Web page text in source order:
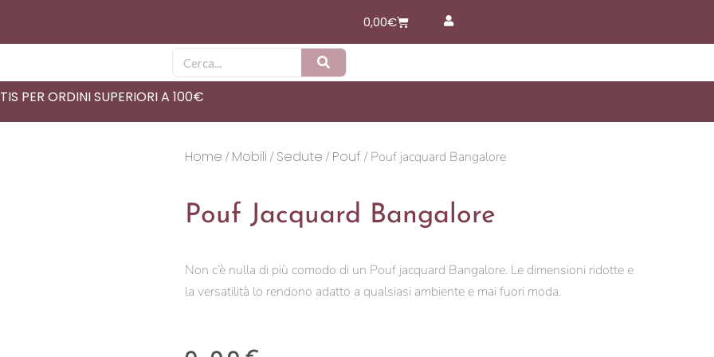
0,00€Carrello
Cerca
PER ORDINI SUPERIORI A 100€
Home /Mobili /Sedute /Pouf / Pouf jacquard Bangalore
Pouf Jacquard Bangalore
Non c’è nulla di più comodo di un Pouf jacquard Bangalore. Le dimensioni ridotte e
la versatilità lo rendono adatto a qualsiasi ambiente e mai fuori moda.